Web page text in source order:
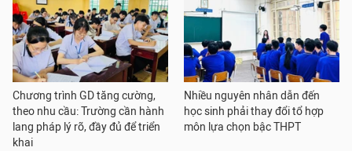
Chương trình GD tăng cường,
theo nhu cầu: Trường cần hành
lang pháp lý rõ, đầy đủ để triển
khai
Nhiều nguyên nhân dẫn đến
học sinh phải thay đổi tổ hợp
môn lựa chọn bậc THPT